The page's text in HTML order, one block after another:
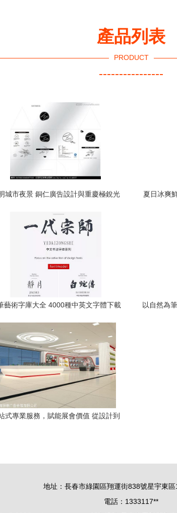
產品列表
PRODUCT
----------------
城市夜景 銅仁廣告設計與重慶極銳光
夏日冰爽
藝術字庫大全 4000種中英文字體下載
以自然為
式專業服務，賦能展會價值 從設計到
地址：長春市綠園區翔運街838號星宇東
電話：1333117**